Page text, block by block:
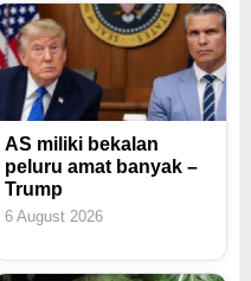
AS miliki bekalan
peluru amat banyak –
Trump
6 August 2026